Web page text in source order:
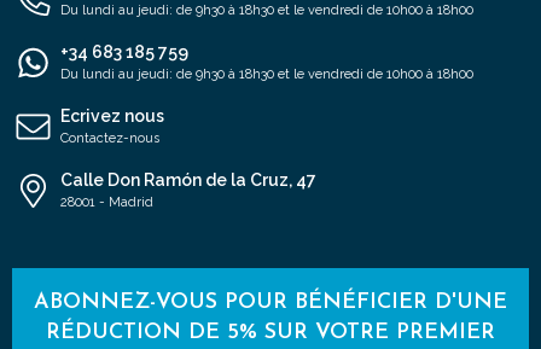
Du lundi au jeudi: de 9h30 à 18h30 et le vendredi de 10h00 à 18h00
+34 683 185 759
Du lundi au jeudi: de 9h30 à 18h30 et le vendredi de 10h00 à 18h00
Ecrivez nous
Contactez-nous
Calle Don Ramón de la Cruz, 47
28001 - Madrid
ABONNEZ-VOUS POUR BÉNÉFICIER D'UNE
RÉDUCTION DE 5% SUR VOTRE PREMIER